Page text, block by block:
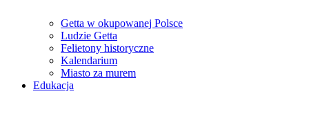
Getta w okupowanej Polsce
Ludzie Getta
Felietony historyczne
Kalendarium
Miasto za murem
Edukacja